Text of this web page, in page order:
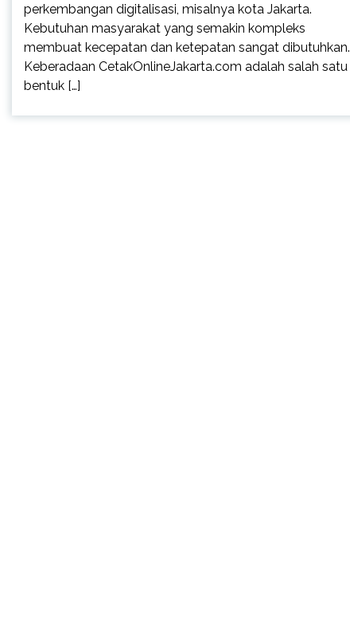
perkembangan digitalisasi, misalnya kota Jakarta.
Kebutuhan masyarakat yang semakin kompleks
membuat kecepatan dan ketepatan sangat dibutuhkan.
Keberadaan CetakOnlineJakarta.com adalah salah satu
bentuk […]